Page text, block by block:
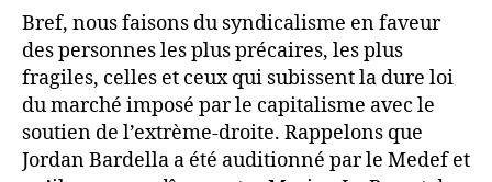
Bref, nous faisons du syndicalisme en faveur
des personnes les plus précaires, les plus
fragiles, celles et ceux qui subissent la dure loi
du marché imposé par le capitalisme avec le
soutien de l’extrème-droite. Rappelons que
Jordan Bardella a été auditionné par le Medef et